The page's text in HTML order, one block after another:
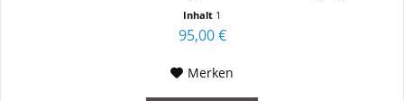
Inhalt 1
95,00 €
Merken